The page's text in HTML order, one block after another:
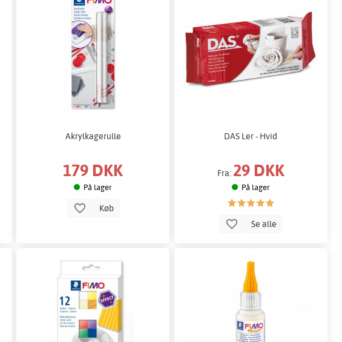
Akrylkagerulle
179 DKK
På lager
Køb
DAS Ler - Hvid
Fra: 29 DKK
På lager
Se alle